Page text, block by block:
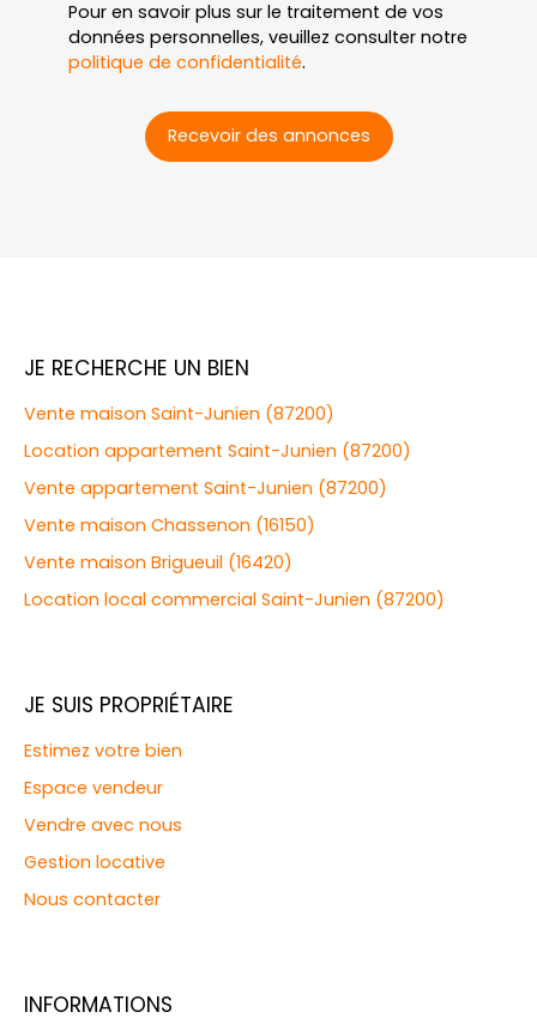
Pour en savoir plus sur le traitement de vos
données personnelles, veuillez consulter notre
politique de confidentialité.
Recevoir des annonces
JE RECHERCHE UN BIEN
Vente maison Saint-Junien (87200)
Location appartement Saint-Junien (87200)
Vente appartement Saint-Junien (87200)
Vente maison Chassenon (16150)
Vente maison Brigueuil (16420)
Location local commercial Saint-Junien (87200)
JE SUIS PROPRIÉTAIRE
Estimez votre bien
Espace vendeur
Vendre avec nous
Gestion locative
Nous contacter
INFORMATIONS